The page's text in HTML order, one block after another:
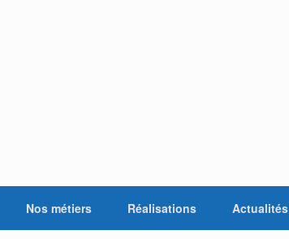
Nos métiers Réalisations Actualités